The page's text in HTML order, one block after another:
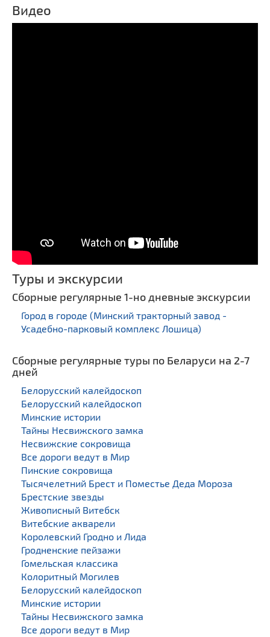
Видео
Туры и экскурсии
Сборные регулярные 1-но дневные экскурсии
Город в городе (Минский тракторный завод -
Усадебно-парковый комплекс Лошица)
Сборные регулярные туры по Беларуси на 2-7
дней
Белорусский калейдоскоп
Белорусский калейдоскоп
Минские истории
Тайны Несвижского замка
Несвижские сокровища
Все дороги ведут в Мир
Пинские сокровища
Тысячелетний Брест и Поместье Деда Мороза
Брестские звезды
Живописный Витебск
Витебские акварели
Королевский Гродно и Лида
Гродненские пейзажи
Гомельская классика
Колоритный Могилев
Белорусский калейдоскоп
Минские истории
Тайны Несвижского замка
Все дороги ведут в Мир